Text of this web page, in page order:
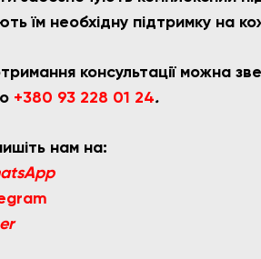
їм необхідну підтримку на
консультації можна
+380 93 228 01 24.
нам на: